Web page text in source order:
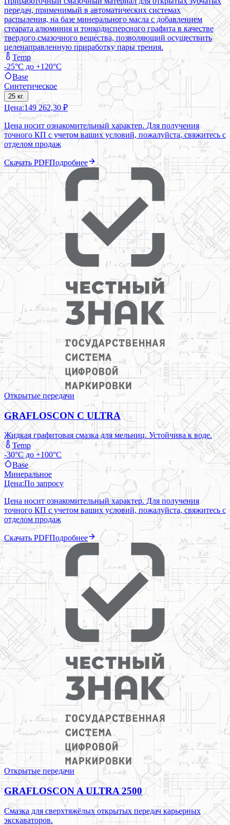
передач, применимый в автоматических системах
распыления, на базе минерального масла с добавлением
стеарата алюминия и тонкодисперсного графита в качестве
твердого смазочного вещества, позволяющий осуществить
целенаправленную приработку пары трения.
Temp
-25°C до +120°C
Base
Синтетическое
25 кг.
Цена:149 262,30 ₽
Цена носит ознакомительный характер. Для получения
точного КП с учетом ваших условий, пожалуйста, свяжитесь с
отделом продаж
Скачать PDFПодробнее
Открытые передачи
GRAFLOSCON C ULTRA
Жидкая графитовая смазка для мельниц. Устойчива к воде.
Temp
-30°C до +100°C
Base
Минеральное
Цена:По запросу
Цена носит ознакомительный характер. Для получения
точного КП с учетом ваших условий, пожалуйста, свяжитесь с
отделом продаж
Скачать PDFПодробнее
Открытые передачи
GRAFLOSCON A ULTRA 2500
Смазка для сверхтяжёлых открытых передач карьерных
экскаваторов.